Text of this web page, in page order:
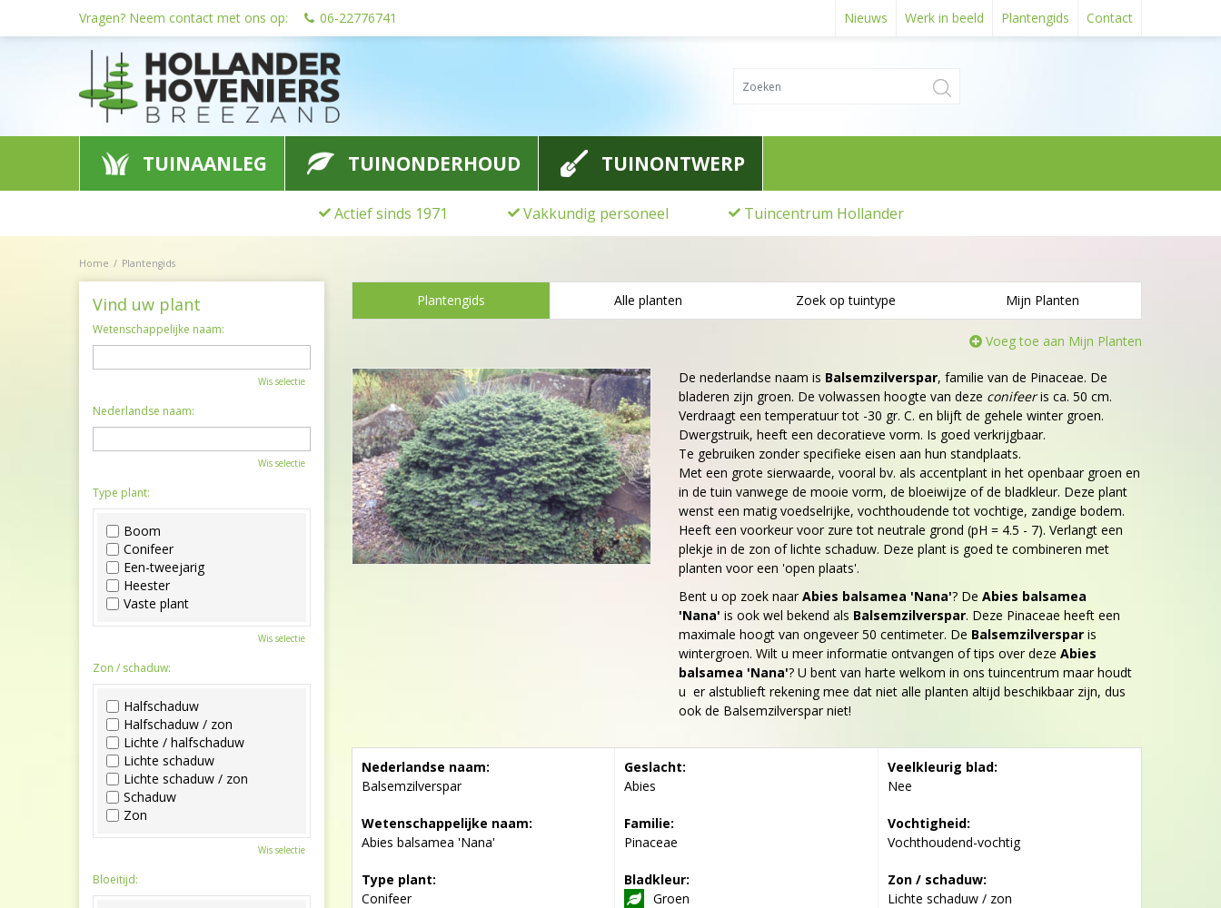
Home Plantengids
Vragen? Neem contact met ons op: 06-22776741 Nieuws Werk in beeld Plantengids Contact
TUINAANLEG TUINONDERHOUD TUINONTWERP
Actief sinds 1971 Vakkundig personeel Tuincentrum Hollander
Plantengids Alle planten Zoek op tuintype Mijn Planten
Voeg toe aan Mijn Planten
De nederlandse naam is Balsemzilverspar, familie van de Pinaceae. De
bladeren zijn groen. De volwassen hoogte van deze conifeeris ca. 50 cm.
Verdraagt een temperatuur tot -30 gr. C. en blijft de gehele winter groen.
Dwergstruik, heeft een decoratieve vorm. Is goed verkrijgbaar.
Te gebruiken zonder specifieke eisen aan hun standplaats.
Met een grote sierwaarde, vooral bv. als accentplant in het openbaar groen en
in de tuin vanwege de mooie vorm, de bloeiwijze of de bladkleur. Deze plant
wenst een matig voedselrijke, vochthoudende tot vochtige, zandige bodem.
Heeft een voorkeur voor zure tot neutrale grond (pH = 4.5 - 7). Verlangt een
plekje in de zon of lichte schaduw. Deze plant is goed te combineren met
planten voor een 'open plaats'.
Bent u op zoek naar Abies balsamea 'Nana'? De Abies balsamea
'Nana' is ook wel bekend als Balsemzilverspar. Deze Pinaceae heeft een
maximale hoogt van ongeveer 50 centimeter. De Balsemzilverspar is
wintergroen. Wilt u meer informatie ontvangen of tips over deze Abies
balsamea 'Nana'? U bent van harte welkom in ons tuincentrum maar houdt
u er alstublieft rekening mee dat niet alle planten altijd beschikbaar zijn, dus
ook de Balsemzilverspar niet!
Nederlandse naam:
Balsemzilverspar
Wetenschappelijke naam:
Abies balsamea 'Nana'
Type plant:
Conifeer
Geslacht:
Abies
Familie:
Pinaceae
Bladkleur:
Groen
Veelkleurig blad:
Nee
Vochtigheid:
Vochthoudend-vochtig
Zon / schaduw:
Lichte schaduw / zon
Vind uw plant
Wetenschappelijke naam:
Wis selectie
Nederlandse naam:
Wis selectie
Type plant:
Boom
Conifeer
Een-tweejarig
Heester
Vaste plant
Wis selectie
Zon / schaduw:
Halfschaduw
Halfschaduw / zon
Lichte / halfschaduw
Lichte schaduw
Lichte schaduw / zon
Schaduw
Zon
Wis selectie
Bloeitijd: